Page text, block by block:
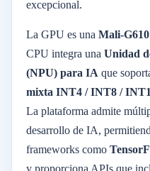
excepcional.
La GPU es una Mali-
CPU integra una Unidad
(NPU) para IA que
mixta INT4 / INT8 /
La plataforma admite
desarrollo de IA,
frameworks como
y proporciona APIs que